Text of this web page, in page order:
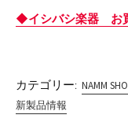
◆イシバシ楽器 お
カテゴリー: NAMM
新製品情報